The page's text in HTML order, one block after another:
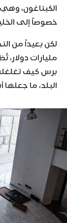
الكبتاغون،
خصوصاً إلى
مليارات
برس كيف
البلد، ما